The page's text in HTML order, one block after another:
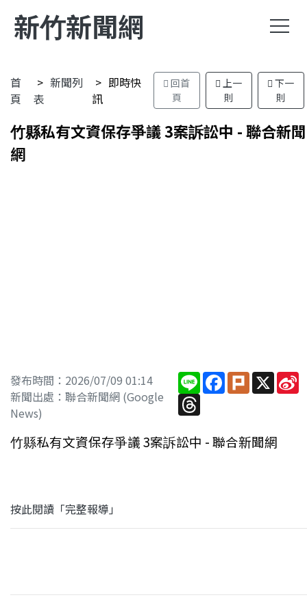
新竹新聞網
首
頁
新聞列
表
即時快
訊
回首
頁
上一
則
下一
則
竹縣私有文資保存爭議 3案訴訟中 - 聯合新聞
網
發布時間：2026/07/09 01:14
新聞出處：聯合新聞網 (Google
News)
LineFacebook
PlurkX
Threads
竹縣私有文資保存爭議 3案訴訟中 - 聯合新聞網
按此閱讀「完整報導」